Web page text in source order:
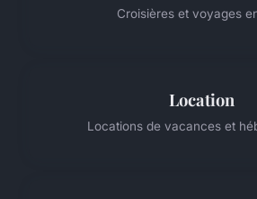
Croisières et voyages
Location
Locations de vacances et